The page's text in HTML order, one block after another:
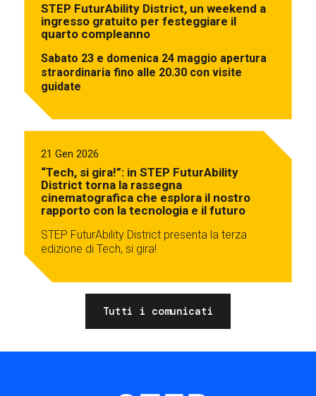
STEP FuturAbility District, un weekend a
ingresso gratuito per festeggiare il
quarto compleanno
Sabato 23 e domenica 24 maggio apertura
straordinaria fino alle 20.30 con visite
guidate
21 Gen 2026
“Tech, si gira!”: in STEP FuturAbility
District torna la rassegna
cinematografica che esplora il nostro
rapporto con la tecnologia e il futuro
STEP FuturAbility District presenta la terza
edizione di Tech, si gira!
Tutti i comunicati